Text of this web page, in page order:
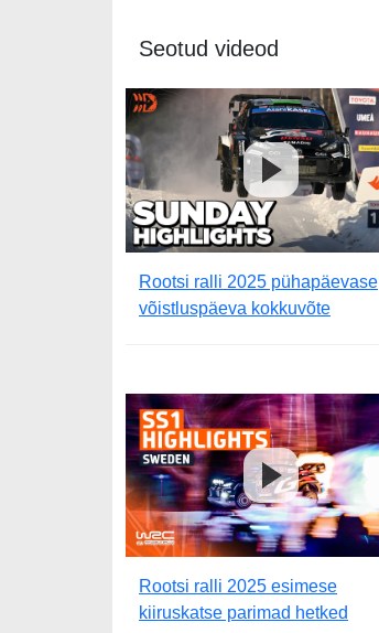
Seotud videod
Rootsi ralli 2025 pühapäevase
võistluspäeva kokkuvõte
Rootsi ralli 2025 esimese
kiiruskatse parimad hetked